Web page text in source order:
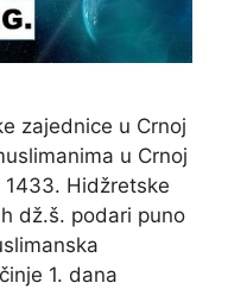
zajednice u Crnoj
u Crnoj
Hidžretske
dž.š. podari puno
1. dana